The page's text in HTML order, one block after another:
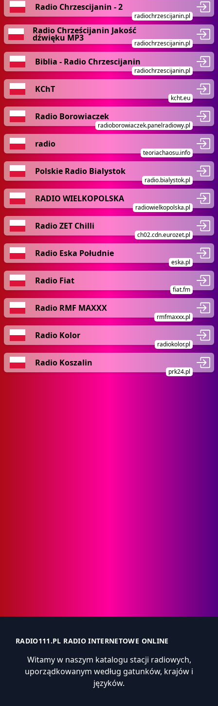
Radio Chrzescijanin - 2
radiochrzescijanin.pl
Radio Chrześcijanin Jakość
dźwięku MP3
radiochrzescijanin.pl
Biblia - Radio Chrzescijanin
radiochrzescijanin.pl
KChT
kcht.eu
Radio Borowiaczek
radioborowiaczek.panelradiowy.pl
radio
teoriachaosu.info
Polskie Radio Bialystok
radio.bialystok.pl
RADIO WIELKOPOLSKA
radiowielkopolska.pl
Radio ZET Chilli
ch02.cdn.eurozet.pl
Radio Eska Południe
eska.pl
Radio Fiat
fiat.fm
Radio RMF MAXXX
rmfmaxxx.pl
Radio Kolor
radiokolor.pl
Radio Koszalin
prk24.pl
RADIO111.PL RADIO INTERNETOWE ONLINE
Witamy w naszym katalogu stacji radiowych,
uporządkowanym według gatunków, krajów i
języków.